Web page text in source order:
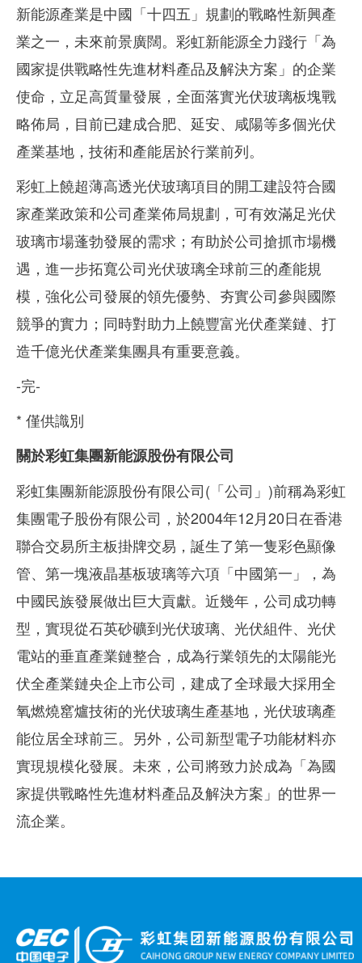
新能源產業是中國「十四五」規劃的戰略性新興產
業之一，未來前景廣闊。彩虹新能源全力踐行「為
國家提供戰略性先進材料產品及解決方案」的企業
使命，立足高質量發展，全面落實光伏玻璃板塊戰
略佈局，目前已建成合肥、延安、咸陽等多個光伏
產業基地，技術和產能居於行業前列。
彩虹上饒超薄高透光伏玻璃項目的開工建設符合國
家產業政策和公司產業佈局規劃，可有效滿足光伏
玻璃市場蓬勃發展的需求；有助於公司搶抓市場機
遇，進一步拓寬公司光伏玻璃全球前三的產能規
模，強化公司發展的領先優勢、夯實公司參與國際
競爭的實力；同時對助力上饒豐富光伏產業鏈、打
造千億光伏產業集團具有重要意義。
-完-
* 僅供識別
關於彩虹集團新能源股份有限公司
彩虹集團新能源股份有限公司(「公司」)前稱為彩虹
集團電子股份有限公司，於2004年12月20日在香港
聯合交易所主板掛牌交易，誕生了第一隻彩色顯像
管、第一塊液晶基板玻璃等六項「中國第一」，為
中國民族發展做出巨大貢獻。近幾年，公司成功轉
型，實現從石英砂礦到光伏玻璃、光伏組件、光伏
電站的垂直產業鏈整合，成為行業領先的太陽能光
伏全產業鏈央企上市公司，建成了全球最大採用全
氧燃燒窰爐技術的光伏玻璃生產基地，光伏玻璃產
能位居全球前三。另外，公司新型電子功能材料亦
實現規模化發展。未來，公司將致力於成為「為國
家提供戰略性先進材料產品及解決方案」的世界一
流企業。